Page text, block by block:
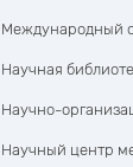
Международный
Научная
Научно-
Научный центр